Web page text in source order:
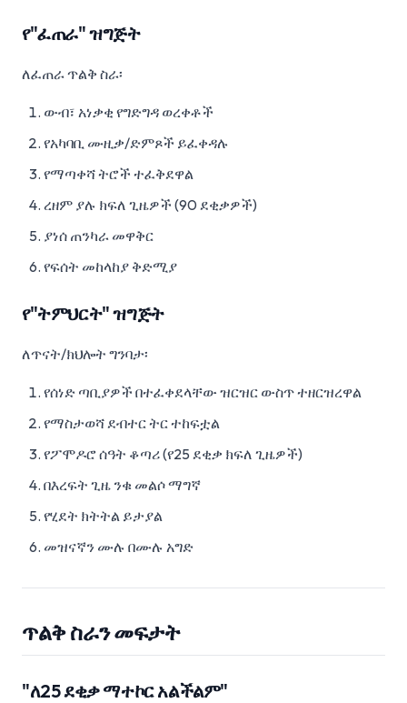
የ"ፈጠራ" ዝግጅት
ለፈጠራ ጥልቅ ስራ፡
ውብ፣ አነቃቂ የግድግዳ ወረቀቶች
የአካባቢ ሙዚቃ/ድምጾች ይፈቀዳሉ
የማጣቀሻ ትሮች ተፈቅደዋል
ረዘም ያሉ ክፍለ ጊዜዎች (90 ደቂቃዎች)
ያነሰ ጠንካራ መዋቅር
የፍሰት መከላከያ ቅድሚያ
የ"ትምህርት" ዝግጅት
ለጥናት/ክህሎት ግንባታ፡
የሰነድ ጣቢያዎች በተፈቀደላቸው ዝርዝር ውስጥ ተዘርዝረዋል
የማስታወሻ ደብተር ትር ተከፍቷል
የፖሞዶሮ ሰዓት ቆጣሪ (የ25 ደቂቃ ክፍለ ጊዜዎች)
በእረፍት ጊዜ ንቁ መልሶ ማግኛ
የሂደት ክትትል ይታያል
መዝናኛን ሙሉ በሙሉ አግድ
ጥልቅ ስራን መፍታት
"ለ25 ደቂቃ ማተኮር አልችልም"